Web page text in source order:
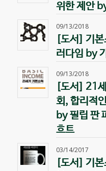
위한 제안
09/13/2018
[도서] 기
러다임 by
09/13/2018
[도서] 21
회, 합리적
by 필립 판
흐트
03/14/2017
[도서] 기